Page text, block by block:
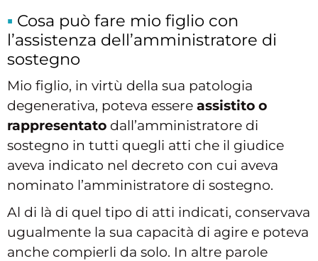
Cosa può fare mio figlio con
l’assistenza dell’amministratore di
sostegno
Mio figlio, in virtù della sua patologia
degenerativa, poteva essere assistito o
rappresentato dall’amministratore di
sostegno in tutti quegli atti che il giudice
aveva indicato nel decreto con cui aveva
nominato l’amministratore di sostegno.
Al di là di quel tipo di atti indicati, conservava
ugualmente la sua capacità di agire e poteva
anche compierli da solo. In altre parole